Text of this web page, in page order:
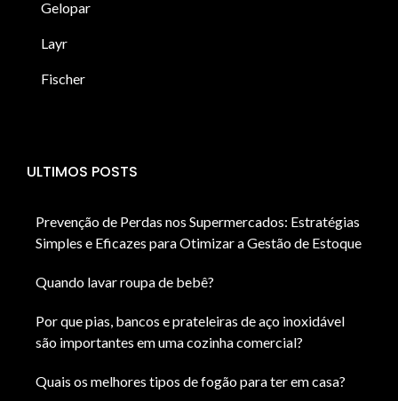
Gelopar
Layr
Fischer
ULTIMOS POSTS
Prevenção de Perdas nos Supermercados: Estratégias
Simples e Eficazes para Otimizar a Gestão de Estoque
Quando lavar roupa de bebê?
Por que pias, bancos e prateleiras de aço inoxidável
são importantes em uma cozinha comercial?
Quais os melhores tipos de fogão para ter em casa?